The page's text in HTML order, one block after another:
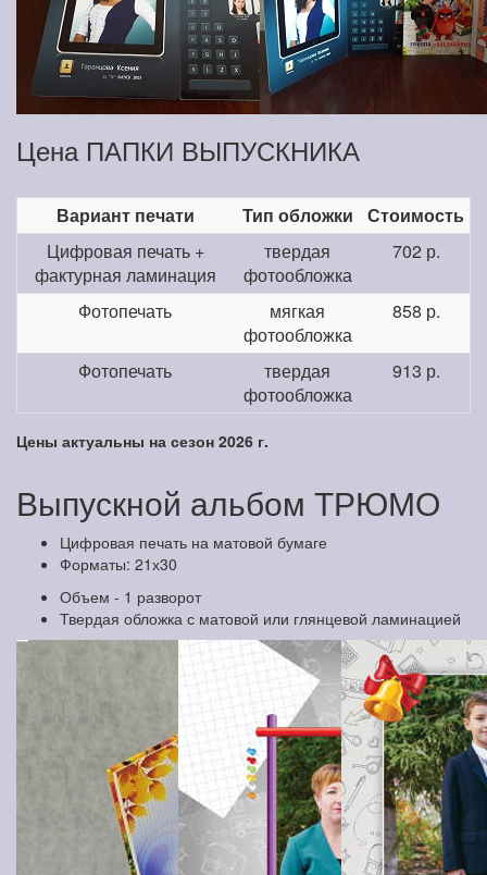
Цена ПАПКИ ВЫПУСКНИКА
Вариант печати Тип обложки
Стоимость
Цифровая печать +
фактурная ламинация
твердая
фотообложка
702 р.
Фотопечать
мягкая
фотообложка
858 р.
Фотопечать
твердая
фотообложка
913 р.
Цены актуальны на сезон 2026 г.
Выпускной альбом ТРЮМО
Цифровая печать на матовой бумаге
Форматы: 21х30
Объем - 1 разворот
Твердая обложка с матовой или глянцевой ламинацией